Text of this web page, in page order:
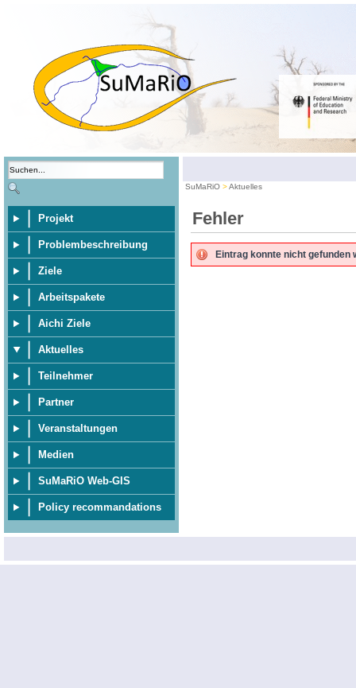
Projekt
Problembeschreibung
Ziele
Arbeitspakete
Aichi Ziele
Aktuelles
Teilnehmer
Partner
Veranstaltungen
Medien
SuMaRiO Web-GIS
Policy recommandations
SuMaRiO Aktuelles
Fehler
Eintrag konnte nicht gefunden